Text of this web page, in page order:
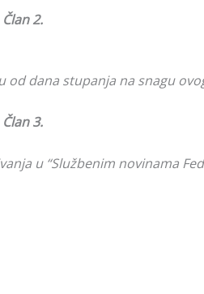
Član 2.
dana stupanja na snagu
Član 3.
u “Službenim novinama